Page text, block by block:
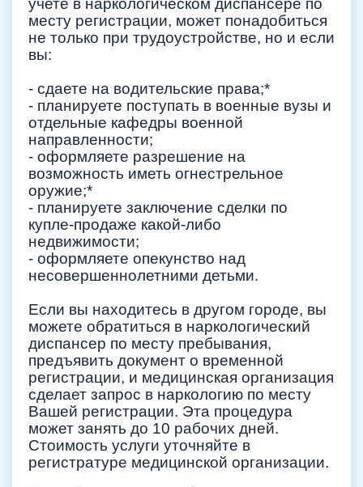
учете в наркологическом диспансере по
месту регистрации, может понадобиться
не только при трудоустройстве, но и если
вы:
- сдаете на водительские права;*
- планируете поступать в военные вузы и
отдельные кафедры военной
направленности;
- оформляете разрешение на
возможность иметь огнестрельное
оружие;*
- планируете заключение сделки по
купле-продаже какой-либо
недвижимости;
- оформляете опекунство над
несовершеннолетними детьми.
Если вы находитесь в другом городе, вы
можете обратиться в наркологический
диспансер по месту пребывания,
предъявить документ о временной
регистрации, и медицинская организация
сделает запрос в наркологию по месту
Вашей регистрации. Эта процедура
может занять до 10 рабочих дней.
Стоимость услуги уточняйте в
регистратуре медицинской организации.